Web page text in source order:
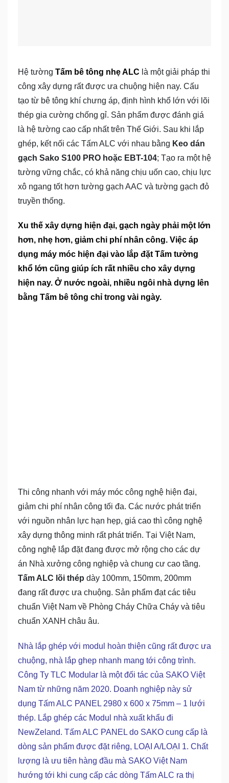
Hệ tường Tấm bê tông nhẹ ALC là một giải pháp thi
công xây dựng rất được ưa chuộng hiện nay. Cấu
tạo từ bê tông khí chưng áp, định hình khổ lớn với lõi
thép gia cường chống gỉ. Sản phẩm được đánh giá
là hệ tường cao cấp nhất trên Thế Giới. Sau khi lắp
ghép, kết nối các Tấm ALC với nhau bằng Keo dán
gạch Sako S100 PRO hoặc EBT-104; Tạo ra một hệ
tường vững chắc, có khả năng chịu uốn cao, chịu lực
xô ngang tốt hơn tường gạch AAC và tường gạch đỏ
truyền thống.
Xu thế xây dựng hiện đại, gạch ngày phải một lớn
hơn, nhẹ hơn, giảm chi phí nhân công. Việc áp
dụng máy móc hiện đại vào lắp đặt Tấm tường
khổ lớn cũng giúp ích rất nhiều cho xây dựng
hiện nay. Ở nước ngoài, nhiều ngôi nhà dựng lên
bằng Tấm bê tông chỉ trong vài ngày.
Thi công nhanh với máy móc công nghệ hiện đại,
giảm chi phí nhân công tối đa. Các nước phát triển
với nguồn nhân lực hạn hẹp, giá cao thì công nghệ
xây dựng thông minh rất phát triển. Tại Việt Nam,
công nghệ lắp đặt đang được mở rộng cho các dự
án Nhà xưởng công nghiệp và chung cư cao tầng.
Tấm ALC lõi thép dày 100mm, 150mm, 200mm
đang rất được ưa chuộng. Sản phẩm đạt các tiêu
chuẩn Việt Nam về Phòng Cháy Chữa Cháy và tiêu
chuẩn XANH châu âu.
Nhà lắp ghép với modul hoàn thiện cũng rất được ưa
chuộng, nhà lắp ghep nhanh mang tới công trình.
Công Ty TLC Modular là một đối tác của SAKO Việt
Nam từ những năm 2020. Doanh nghiệp này sử
dụng Tấm ALC PANEL 2980 x 600 x 75mm – 1 lưới
thép. Lắp ghép các Modul nhà xuất khẩu đi
NewZeland. Tấm ALC PANEL do SAKO cung cấp là
dòng sản phẩm được đặt riêng, LOẠI A/LOẠI 1. Chất
lượng là ưu tiên hàng đầu mà SAKO Việt Nam
hướng tới khi cung cấp các dòng Tấm ALC ra thị